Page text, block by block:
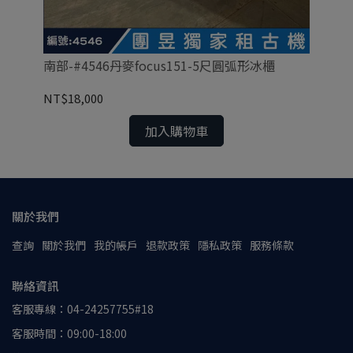
南部-#4546丹麥focus151-5尺圓弧形冰櫃
NT$18,000
加入購物車
關於我們
查詢 關於我們 我的帳戶 退款政策 隱私政策 服務條款
聯絡資訊
客服專線：04-24257755#18
客服時間：09:00-18:00